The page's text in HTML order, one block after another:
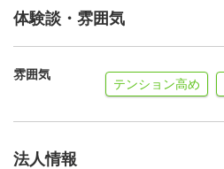
体験談・雰囲気
雰囲気
テンション高め
法人情報